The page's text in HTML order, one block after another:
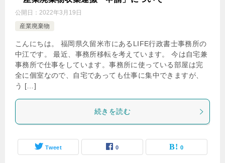
公開日： 2022年3月19日
産業廃棄物
こんにちは。 福岡県久留米市にあるLIFE行政書士事務所の
中江です。 最近、事務所移転を考えています。 今は自宅兼
事務所で仕事をしています。事務所に使っている部屋は完
全に個室なので、自宅であっても仕事に集中できますが、
う […]
続きを読む
Tweet 0 0